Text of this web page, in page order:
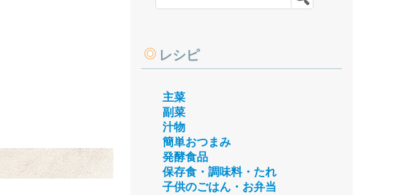
レシピ
主菜
副菜
汁物
簡単おつまみ
発酵食品
保存食・調味料・たれ
子供のごはん・お弁当